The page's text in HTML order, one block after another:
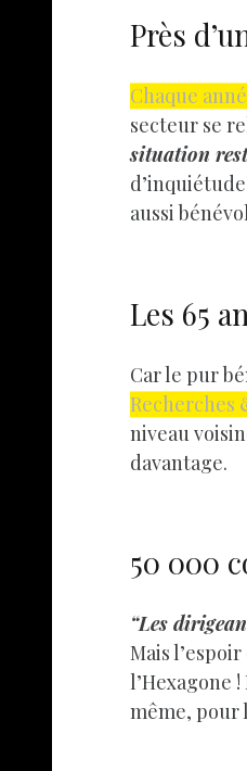
Près
Chaque
secteur se
situation
aussi
Les 65
Car le pur
Recherches
niveau
davantage.
50 000
“Les
Mais
l’Hexagone
même, pour